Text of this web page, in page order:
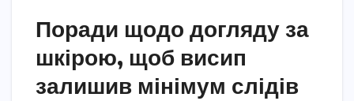
Поради щодо догляду за
шкірою, щоб висип
залишив мінімум слідів